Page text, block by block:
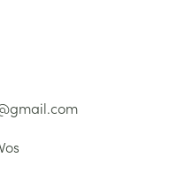
gmail.com